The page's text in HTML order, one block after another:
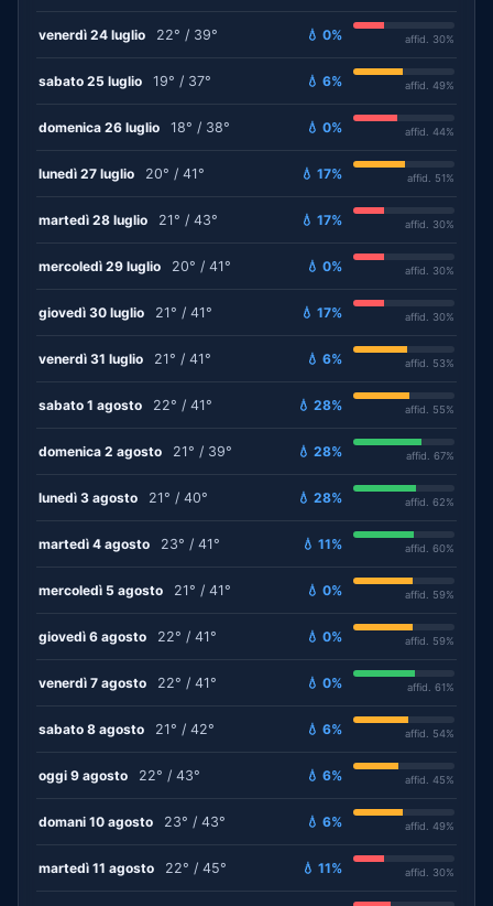
venerdì 24 luglio 22° / 39° 💧 0% affid. 30%
sabato 25 luglio 19° / 37° 💧 6% affid. 49%
domenica 26 luglio 18° / 38° 💧 0% affid. 44%
lunedì 27 luglio 20° / 41° 💧 17% affid. 51%
martedì 28 luglio 21° / 43° 💧 17% affid. 30%
mercoledì 29 luglio 20° / 41° 💧 0% affid. 30%
giovedì 30 luglio 21° / 41° 💧 17% affid. 30%
venerdì 31 luglio 21° / 41° 💧 6% affid. 53%
sabato 1 agosto 22° / 41° 💧 28% affid. 55%
domenica 2 agosto 21° / 39° 💧 28% affid. 67%
lunedì 3 agosto 21° / 40° 💧 28% affid. 62%
martedì 4 agosto 23° / 41° 💧 11% affid. 60%
mercoledì 5 agosto 21° / 41° 💧 0% affid. 59%
giovedì 6 agosto 22° / 41° 💧 0% affid. 59%
venerdì 7 agosto 22° / 41° 💧 0% affid. 61%
sabato 8 agosto 21° / 42° 💧 6% affid. 54%
oggi 9 agosto 22° / 43° 💧 6% affid. 45%
domani 10 agosto 23° / 43° 💧 6% affid. 49%
martedì 11 agosto 22° / 45° 💧 11% affid. 30%